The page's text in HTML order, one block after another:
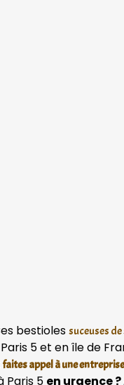
bestioles suceuses
5 et en île de
faites appel à une entreprise
Paris 5 en urgence ?